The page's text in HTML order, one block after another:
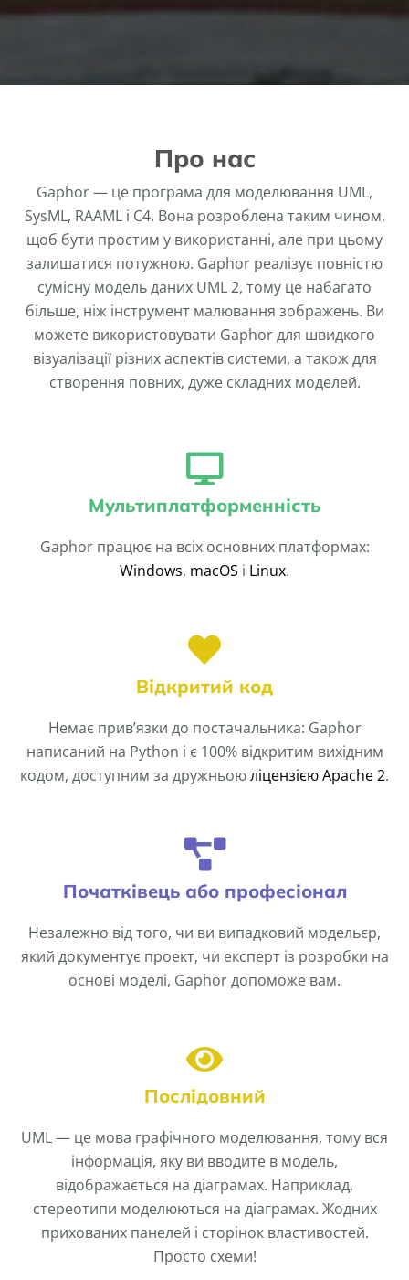
Про нас
Gaphor — це програма для моделювання UML,
SysML, RAAML і C4. Вона розроблена таким чином,
щоб бути простим у використанні, але при цьому
залишатися потужною. Gaphor реалізує повністю
сумісну модель даних UML 2, тому це набагато
більше, ніж інструмент малювання зображень. Ви
можете використовувати Gaphor для швидкого
візуалізації різних аспектів системи, а також для
створення повних, дуже складних моделей.
Мультиплатформенність
Gaphor працює на всіх основних платформах:
Windows, macOS і Linux.
Відкритий код
Немає прив’язки до постачальника: Gaphor
написаний на Python і є 100% відкритим вихідним
кодом, доступним за дружньоюліцензією Apache 2.
Початківець або професіонал
Незалежно від того, чи ви випадковий модельєр,
який документує проект, чи експерт із розробки на
основі моделі, Gaphor допоможе вам.
Послідовний
UML — це мова графічного моделювання, тому вся
інформація, яку ви вводите в модель,
відображається на діаграмах. Наприклад,
стереотипи моделюються на діаграмах. Жодних
прихованих панелей і сторінок властивостей.
Просто схеми!